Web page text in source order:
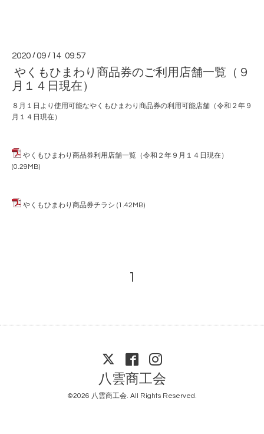
2020 /09 / 14 09:57
やくもひまわり商品券のご利用店舗一覧（９
月１４日現在）
８月１日より使用可能なやくもひまわり商品券の利用可能店舗（令和２年９
月１４日現在）
やくもひまわり商品券利用店舗一覧（令和２年９月１４日現在）
(0.29MB)
やくもひまわり商品券チラシ (1.42MB)
1
八雲商工会
©2026 八雲商工会. All Rights Reserved.